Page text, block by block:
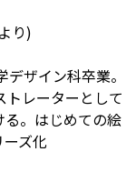
り)
ザイン科卒業。
レーターとして
。はじめての絵
ズ化